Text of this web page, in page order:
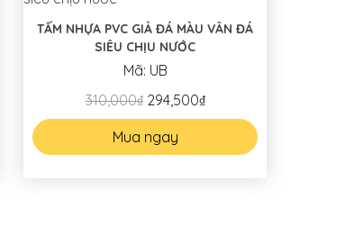
TẤM NHỰA PVC GIẢ ĐÁ MÀU VÂN ĐÁ
SIÊU CHỊU NƯỚC
Mã: UB
310,000₫294,500₫
Mua ngay